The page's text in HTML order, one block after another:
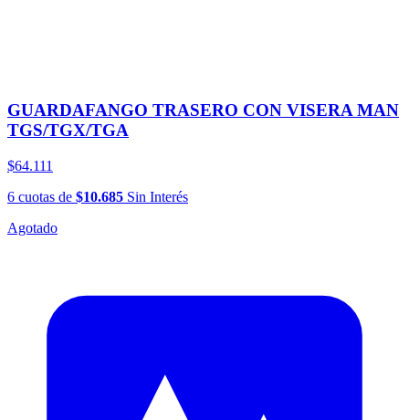
GUARDAFANGO TRASERO CON VISERA MAN
TGS/TGX/TGA
$64.111
6 cuotas de $10.685 Sin Interés
Agotado